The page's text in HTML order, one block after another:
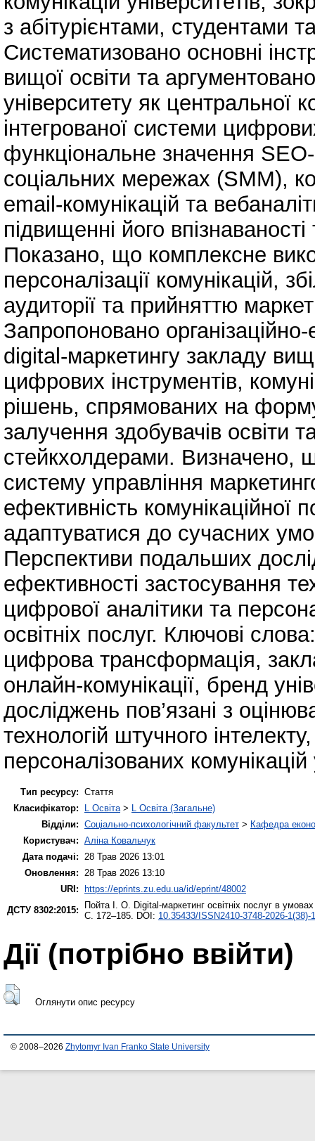
з абітурієнтами, студентами
Систематизовано основні
вищої освіти та
університету як центральної
інтегрованої системи
функціональне значення
соціальних мережах (SMM),
email‑комунікацій та
підвищенні його
Показано, що комплексне
персоналізації комунікацій,
аудиторії та прийняттю
Запропоновано
digital‑маркетингу закладу
цифрових інструментів,
рішень, спрямованих на
залучення здобувачів освіти
стейкхолдерами. Визначено,
систему управління
ефективність комунікаційної
адаптуватися до сучасних
Перспективи подальших
ефективності застосування
цифрової аналітики та
освітніх послуг. Ключові
цифрова трансформація,
онлайн‑комунікації, бренд
досліджень пов’язані з
технологій штучного
персоналізованих
Тип ресурсу: Стаття
Класифікатор:
L Освіта > L Освіта (Загальне)
Відділи: Соціально-психологічний факультет > Кафедра
Користувач: Аліна Ковальчук
Дата подачі:
28 Трав 2026 13:01
Оновлення:
28 Трав 2026 13:10
URI: https://eprints.zu.edu.ua/id/eprint/48002
ДСТУ 8302:2015:
Пойта І. О. Digital-маркетинг освітніх послуг в
С. 172–185. DOI: 10.35433/ISSN2410-3748-2026-1(38)-
Дії ​​(потрібно ввійти)
Оглянути опис ресурсу
© 2008–2026 Zhytomyr Ivan Franko State University